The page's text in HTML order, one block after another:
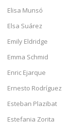
Elisa Munsó
Elsa Suárez
Emily Eldridge
Emma Schmid
Enric Ejarque
Ernesto Rodríguez
Esteban Plazibat
Estefania Zorita